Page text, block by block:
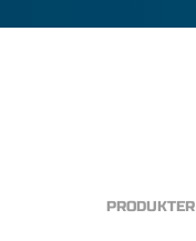
PRODUKTER